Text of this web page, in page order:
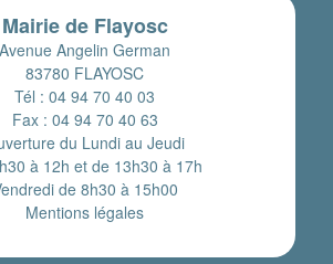
Mairie de Flayosc
Avenue Angelin German
83780 FLAYOSC
Tél : 04 94 70 40 03
Fax : 04 94 70 40 63
du Lundi au Jeudi
à 12h et de 13h30 à 17h
de 8h30 à 15h00
Mentions légales